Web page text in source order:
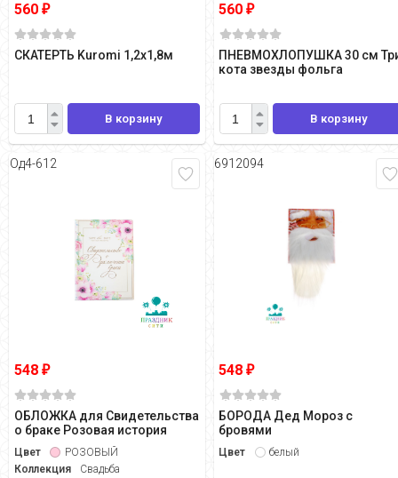
560 ₽
СКАТЕРТЬ Kuromi 1,2х1,8м
В корзину
560₽
ПНЕВМОХЛОПУШКА 30 см
кота звезды фольга
В корзину
Од4-612
548 ₽
ОБЛОЖКА для Свидетельства
о браке Розовая история
Цвет
РОЗОВЫЙ
Коллекция
Свадьба
6912094
548₽
БОРОДА Дед Мороз с
бровями
Цвет белый